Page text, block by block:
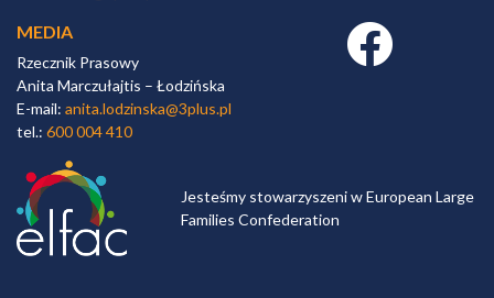
MEDIA
Rzecznik Prasowy
Anita Marczułajtis – Łodzińska
E-mail: anita.lodzinska@3plus.pl
tel.: 600 004 410
Facebook link
Jesteśmy stowarzyszeni w European Large
Families Confederation